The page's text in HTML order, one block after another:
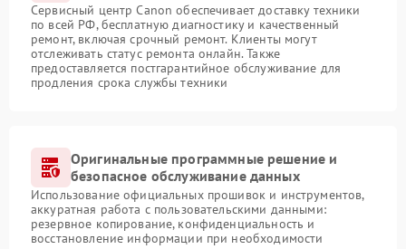
Сервисный центр Canon обеспечивает доставку техники
по всей РФ, бесплатную диагностику и качественный
ремонт, включая срочный ремонт. Клиенты могут
отслеживать статус ремонта онлайн. Также
предоставляется постгарантийное обслуживание для
продления срока службы техники
Оригинальные программные решение и
безопасное обслуживание данных
Использование официальных прошивок и инструментов,
аккуратная работа с пользовательскими данными:
резервное копирование, конфиденциальность и
восстановление информации при необходимости